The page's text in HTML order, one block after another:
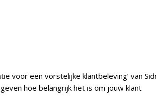
voor een vorstelijke klantbeleving’ van
hoe belangrijk het is om jouw klant